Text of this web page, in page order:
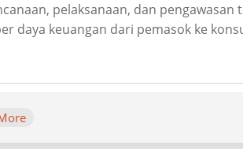
pelaksanaan, dan
daya keuangan dari pemasok ke